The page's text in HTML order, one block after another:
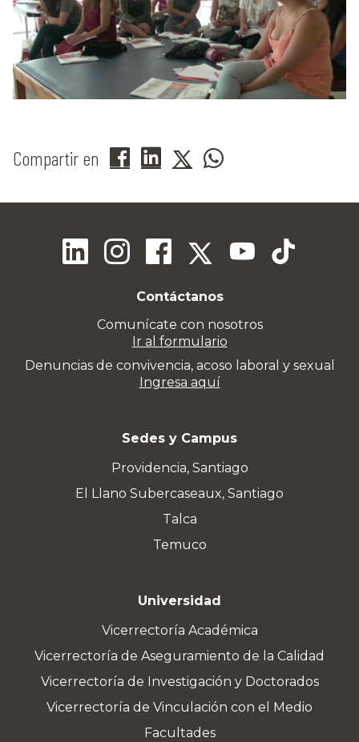
Compartir en
Contáctanos
Comunícate con nosotros
Ir al formulario
Denuncias de convivencia, acoso laboral y sexual
Ingresa aquí
Sedes y Campus
Providencia, Santiago
El Llano Subercaseaux, Santiago
Talca
Temuco
Universidad
Vicerrectoría Académica
Vicerrectoría de Aseguramiento de la Calidad
Vicerrectoría de Investigación y Doctorados
Vicerrectoría de Vinculación con el Medio
Facultades